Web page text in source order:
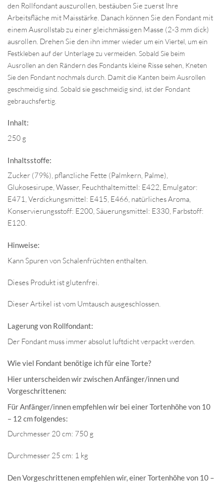
den Rollfondant auszurollen, bestäuben Sie zuerst Ihre
Arbeitsfläche mit Maisstärke. Danach können Sie den Fondant mit
einem Ausrollstab zu einer gleichmässigen Masse (2-3 mm dick)
ausrollen. Drehen Sie den ihn immer wieder um ein Viertel, um ein
Festkleben auf der Unterlage zu vermeiden. Sobald Sie beim
Ausrollen an den Rändern des Fondants kleine Risse sehen, Kneten
Sie den Fondant nochmals durch. Damit die Kanten beim Ausrollen
geschmeidig sind. Sobald sie geschmeidig sind, ist der Fondant
gebrauchsfertig.
Inhalt:
250 g
Inhaltsstoffe:
Zucker (79%), pflanzliche Fette (Palmkern, Palme),
Glukosesirupe, Wasser, Feuchthaltemittel: E422, Emulgator:
E471, Verdickungsmittel: E415, E466, natürliches Aroma,
Konservierungsstoff: E200, Säuerungsmittel: E330, Farbstoff:
E120.
Hinweise:
Kann Spuren von Schalenfrüchten enthalten.
Dieses Produkt ist glutenfrei.
Dieser Artikel ist vom Umtausch ausgeschlossen.
Lagerung von Rollfondant:
Der Fondant muss immer absolut luftdicht verpackt werden.
Wie viel Fondant benötige ich für eine Torte?
Hier unterscheiden wir zwischen Anfänger/innen und
Vorgeschrittenen:
Für Anfänger/innen empfehlen wir bei einer Tortenhöhe von 10
– 12 cm folgendes:
Durchmesser 20 cm: 750 g
Durchmesser 25 cm: 1 kg
Den Vorgeschrittenen empfehlen wir, einer Tortenhöhe von 10 –